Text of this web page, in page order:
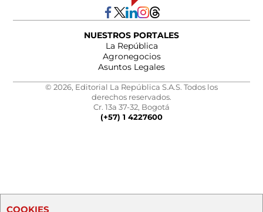
NUESTROS PORTALES
La República
Agronegocios
Asuntos Legales
© 2026, Editorial La República S.A.S. Todos los
derechos reservados.
Cr. 13a 37-32, Bogotá
(+57) 1 4227600
COOKIES